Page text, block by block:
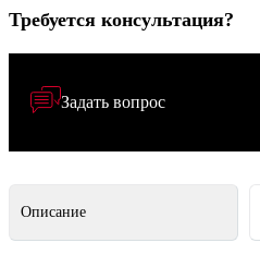
Требуется консультация?
Задать вопрос
Описание